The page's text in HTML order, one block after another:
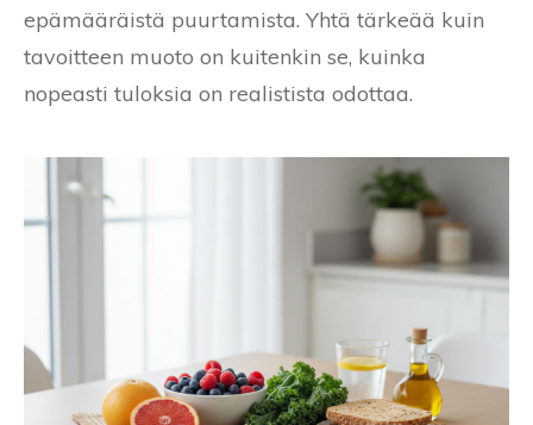
epämääräistä puurtamista. Yhtä tärkeää kuin
tavoitteen muoto on kuitenkin se, kuinka
nopeasti tuloksia on realistista odottaa.